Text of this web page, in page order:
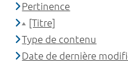
Pertinence
[Titre]
Type de contenu
Date de dernière